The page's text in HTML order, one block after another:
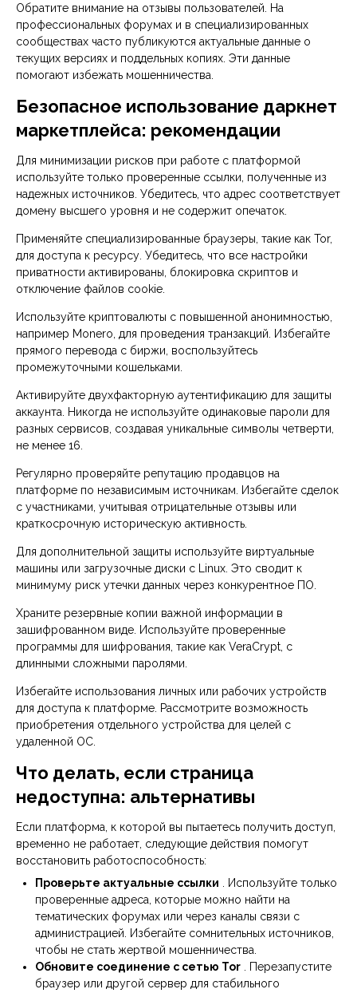
Обратите внимание на отзывы пользователей. На
профессиональных форумах и в специализированных
сообществах часто публикуются актуальные данные о
текущих версиях и поддельных копиях. Эти данные
помогают избежать мошенничества.
Безопасное использование даркнет
маркетплейса: рекомендации
Для минимизации рисков при работе с платформой
используйте только проверенные ссылки, полученные из
надежных источников. Убедитесь, что адрес соответствует
домену высшего уровня и не содержит опечаток.
Применяйте специализированные браузеры, такие как Tor,
для доступа к ресурсу. Убедитесь, что все настройки
приватности активированы, блокировка скриптов и
отключение файлов cookie.
Используйте криптовалюты с повышенной анонимностью,
например Monero, для проведения транзакций. Избегайте
прямого перевода с биржи, воспользуйтесь
промежуточными кошельками.
Активируйте двухфакторную аутентификацию для защиты
аккаунта. Никогда не используйте одинаковые пароли для
разных сервисов, создавая уникальные символы четверти,
не менее 16.
Регулярно проверяйте репутацию продавцов на
платформе по независимым источникам. Избегайте сделок
с участниками, учитывая отрицательные отзывы или
краткосрочную историческую активность.
Для дополнительной защиты используйте виртуальные
машины или загрузочные диски с Linux. Это сводит к
минимуму риск утечки данных через конкурентное ПО.
Храните резервные копии важной информации в
зашифрованном виде. Используйте проверенные
программы для шифрования, такие как VeraCrypt, с
длинными сложными паролями.
Избегайте использования личных или рабочих устройств
для доступа к платформе. Рассмотрите возможность
приобретения отдельного устройства для целей с
удаленной ОС.
Что делать, если страница
недоступна: альтернативы
Если платформа, к которой вы пытаетесь получить доступ,
временно не работает, следующие действия помогут
восстановить работоспособность:
Проверьте актуальные ссылки . Используйте только
проверенные адреса, которые можно найти на
тематических форумах или через каналы связи с
администрацией. Избегайте сомнительных источников,
чтобы не стать жертвой мошенничества.
Обновите соединение с сетью Tor . Перезапустите
браузер или другой сервер для стабильного